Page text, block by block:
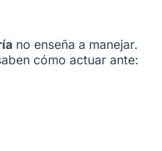
no enseña a manejar.
cómo actuar ante: